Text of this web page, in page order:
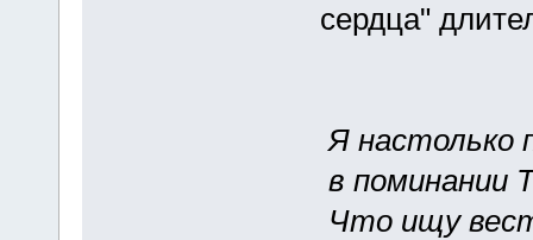
сердца"
Я настолько
в поминании
Что ищу